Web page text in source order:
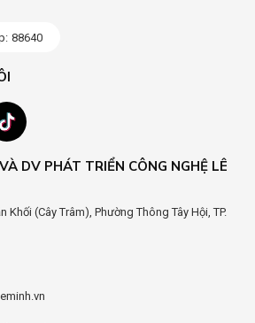
88640
DV PHÁT TRIỂN CÔNG NGHỆ LÊ
Khối (Cây Trâm), Phường Thông Tây Hội, TP.